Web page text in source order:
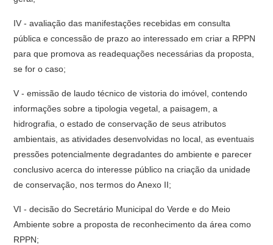
IV - avaliação das manifestações recebidas em consulta
pública e concessão de prazo ao interessado em criar a RPPN
para que promova as readequações necessárias da proposta,
se for o caso;
V - emissão de laudo técnico de vistoria do imóvel, contendo
informações sobre a tipologia vegetal, a paisagem, a
hidrografia, o estado de conservação de seus atributos
ambientais, as atividades desenvolvidas no local, as eventuais
pressões potencialmente degradantes do ambiente e parecer
conclusivo acerca do interesse público na criação da unidade
de conservação, nos termos do Anexo II;
VI - decisão do Secretário Municipal do Verde e do Meio
Ambiente sobre a proposta de reconhecimento da área como
RPPN;